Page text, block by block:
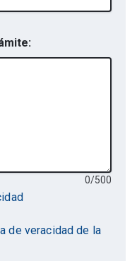
0/500
de veracidad de la